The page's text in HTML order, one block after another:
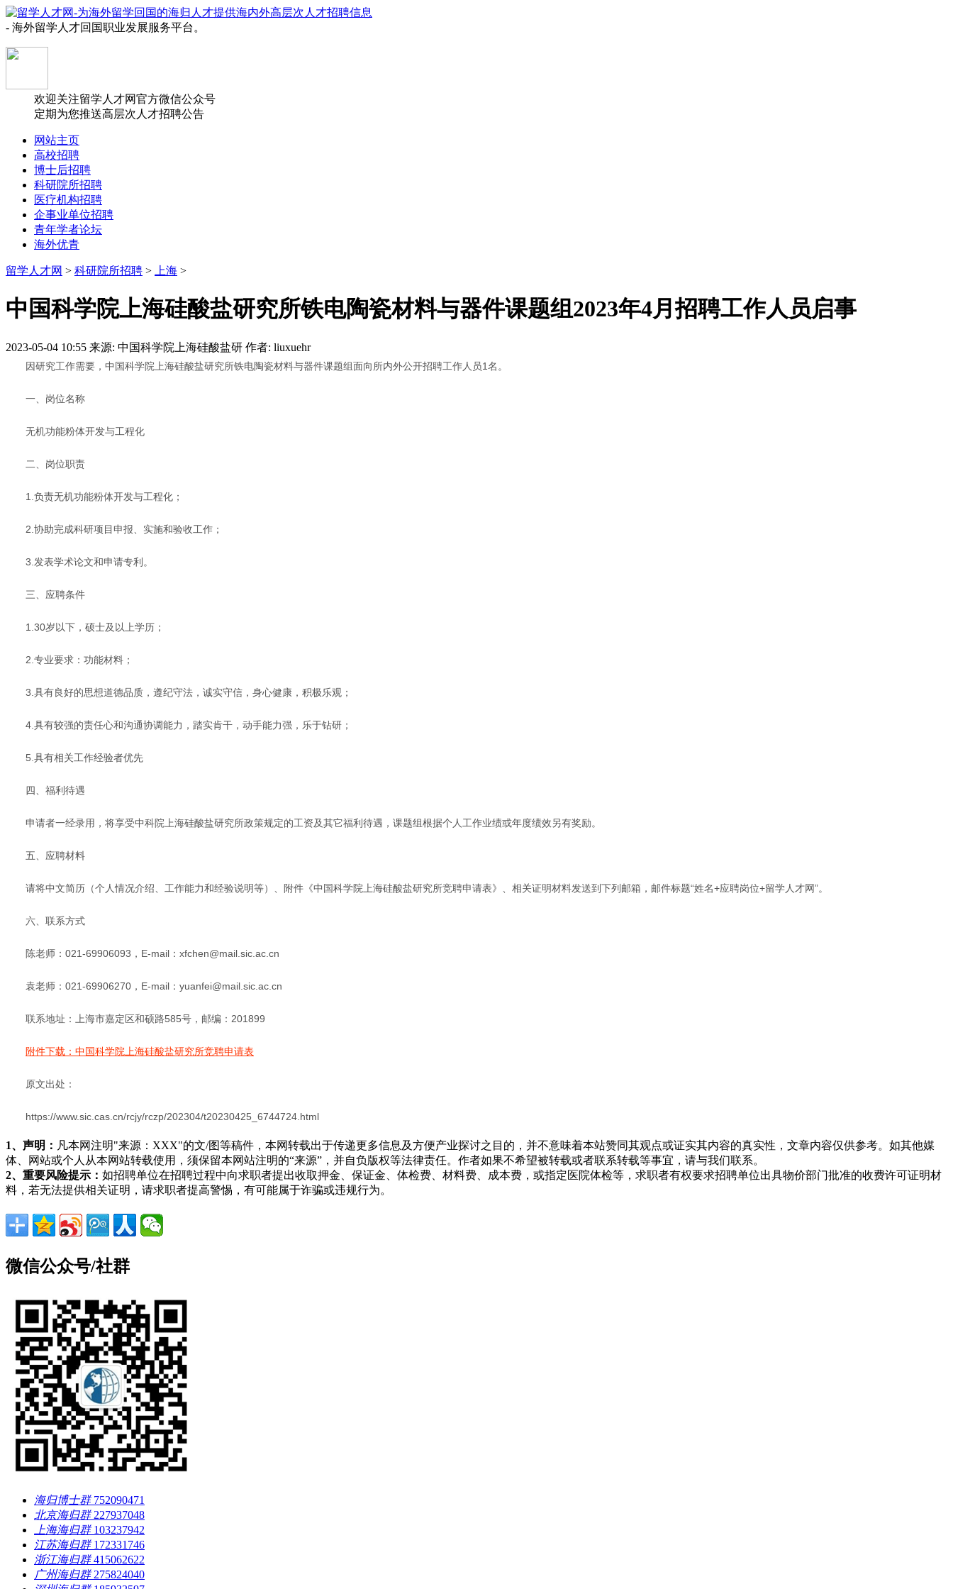
- 海外留学人才回国职业发展服务平台。
欢迎关注留学人才网官方微信公众号
定期为您推送高层次人才招聘公告
网站主页
高校招聘
博士后招聘
科研院所招聘
医疗机构招聘
企事业单位招聘
青年学者论坛
海外优青
留学人才网 > 科研院所招聘 > 上海 >
中国科学院上海硅酸盐研究所铁电陶瓷材料与器件课题组2023年4月招聘工作人员启事
2023-05-04 10:55 来源: 中国科学院上海硅酸盐研 作者: liuxuehr
因研究工作需要，中国科学院上海硅酸盐研究所铁电陶瓷材料与器件课题组面向所内外公开招聘工作人员1名。
一、岗位名称
无机功能粉体开发与工程化
二、岗位职责
1.负责无机功能粉体开发与工程化；
2.协助完成科研项目申报、实施和验收工作；
3.发表学术论文和申请专利。
三、应聘条件
1.30岁以下，硕士及以上学历；
2.专业要求：功能材料；
3.具有良好的思想道德品质，遵纪守法，诚实守信，身心健康，积极乐观；
4.具有较强的责任心和沟通协调能力，踏实肯干，动手能力强，乐于钻研；
5.具有相关工作经验者优先
四、福利待遇
申请者一经录用，将享受中科院上海硅酸盐研究所政策规定的工资及其它福利待遇，课题组根据个人工作业绩或年度绩效另有奖励。
五、应聘材料
请将中文简历（个人情况介绍、工作能力和经验说明等）、附件《中国科学院上海硅酸盐研究所竞聘申请表》、相关证明材料发送到下列邮箱，邮件标题“姓名+应聘岗位+留学人才网”。
六、联系方式
陈老师：021-69906093，E-mail：xfchen@mail.sic.ac.cn
袁老师：021-69906270，E-mail：yuanfei@mail.sic.ac.cn
联系地址：上海市嘉定区和硕路585号，邮编：201899
附件下载：中国科学院上海硅酸盐研究所竞聘申请表
原文出处：
https://www.sic.cas.cn/rcjy/rczp/202304/t20230425_6744724.html
1、声明： 凡本网注明"来源：XXX"的文/图等稿件，本网转载出于传递更多信息及方便产业探讨之目的，并不意味着本站赞同其观点或证实其内容的真实性，文章内容仅供参考。如其他媒
体、网站或个人从本网站转载使用，须保留本网站注明的“来源”，并自负版权等法律责任。作者如果不希望被转载或者联系转载等事宜，请与我们联系。
2、重要风险提示： 如招聘单位在招聘过程中向求职者提出收取押金、保证金、体检费、材料费、成本费，或指定医院体检等，求职者有权要求招聘单位出具物价部门批准的收费许可证明材
料，若无法提供相关证明，请求职者提高警惕，有可能属于诈骗或违规行为。
微信公众号/社群
海归博士群 752090471
北京海归群 227937048
上海海归群 103237942
江苏海归群 172331746
浙江海归群 415062622
广州海归群 275824040